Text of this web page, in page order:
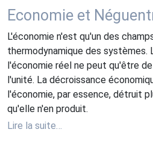
Economie et
L'économie n'est qu'un des
thermodynamique des systèmes.
l'économie réel ne peut qu'être
l'unité. La décroissance
l'économie, par essence, détruit
qu'elle n'en produit.
Lire la suite…